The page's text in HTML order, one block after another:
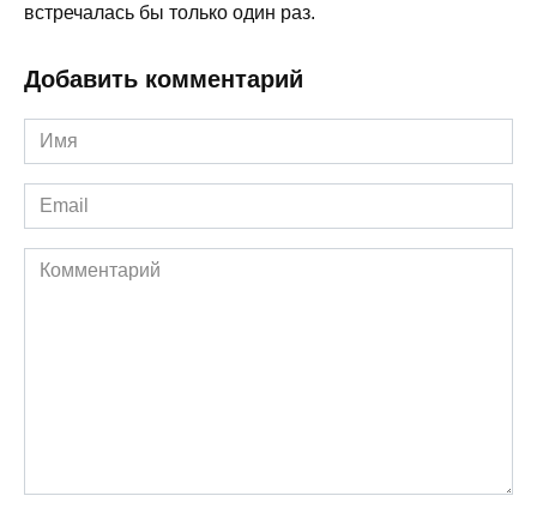
встречалась бы только один раз.
Добавить комментарий
Имя
*
Email
*
Комментарий